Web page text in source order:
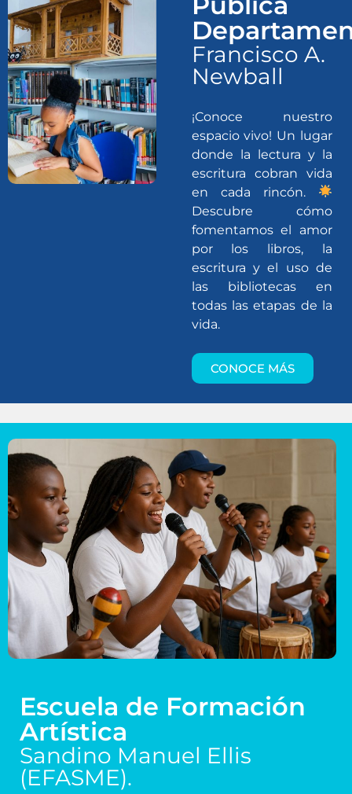
Francisco A.
Newball
¡Conoce nuestro
espacio vivo! Un lugar
donde la lectura y la
escritura cobran vida
en cada rincón.
Descubre cómo
fomentamos el amor
por los libros, la
escritura y el uso de
las bibliotecas en
todas las etapas de la
vida.
CONOCE MÁS
Escuela de Formación
Artística
Sandino Manuel Ellis
(EFASME).